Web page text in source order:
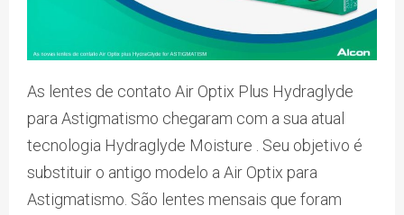
As lentes de contato Air Optix Plus Hydraglyde
para Astigmatismo chegaram com a sua atual
tecnologia Hydraglyde Moisture . Seu objetivo é
substituir o antigo modelo a Air Optix para
Astigmatismo. São lentes mensais que foram